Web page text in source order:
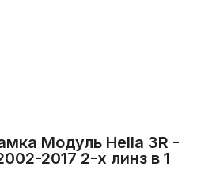
Модуль Hella 3R -
2017 2-х линз в 1